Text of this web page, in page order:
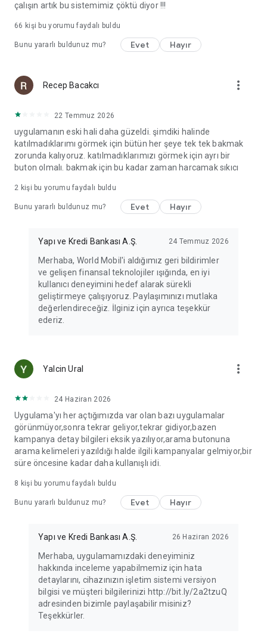
çalışın artık bu sistemimiz çöktü diyor !!!
66 kişi bu yorumu faydalı buldu
Bunu yararlı buldunuz mu? Evet Hayır
Recep Bacakcı more_vert
22 Temmuz 2026
uygulamanın eski hali daha güzeldi. şimdiki halinde
katılmadıklarımı görmek için bütün her şeye tek tek bakmak
zorunda kalıyoruz. katılmadıklarımızı görmek için ayrı bir
buton olmalı. bakmak için bu kadar zaman harcamak sıkıcı
2 kişi bu yorumu faydalı buldu
Bunu yararlı buldunuz mu? Evet Hayır
Yapı ve Kredi Bankası A.Ş. 24 Temmuz 2026
Merhaba, World Mobil'i aldığımız geri bildirimler
ve gelişen finansal teknolojiler ışığında, en iyi
kullanıcı deneyimini hedef alarak sürekli
geliştirmeye çalışıyoruz. Paylaşımınızı mutlaka
değerlendireceğiz. İlginiz için ayrıca teşekkür
ederiz.
Yalcin Ural more_vert
24 Haziran 2026
Uygulama'yı her açtığımızda var olan bazı uygulamalar
görünmüyor,sonra tekrar geliyor,tekrar gidiyor,bazen
kampanya detay bilgileri eksik yazılıyor,arama butonuna
arama kelimeleri yazıldığı halde ilgili kampanyalar gelmiyor,bir
süre öncesine kadar daha kullanışlı idi.
8 kişi bu yorumu faydalı buldu
Bunu yararlı buldunuz mu? Evet Hayır
Yapı ve Kredi Bankası A.Ş. 26 Haziran 2026
Merhaba, uygulamamızdaki deneyiminiz
hakkında inceleme yapabilmemiz için hata
detaylarını, cihazınızın işletim sistemi versiyon
bilgisi ve müşteri bilgilerinizi http://bit.ly/2a2tzuQ
adresinden bizimle paylaşabilir misiniz?
Teşekkürler.